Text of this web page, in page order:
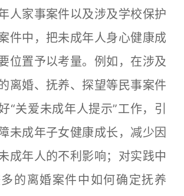
人家事案件以及涉及学校保护
件中，把未成年人身心健康成
位置予以考量。例如，在涉及
离婚、抚养、探望等民事案件
“关爱未成年人提示”工作，引
未成年子女健康成长，减少因
成年人的不利影响；对实践中
的离婚案件中如何确定抚养